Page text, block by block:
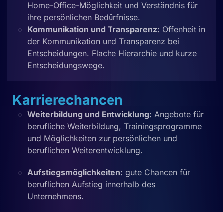
Home-Office-Möglichkeit und Verständnis für
ihre persönlichen Bedürfnisse.
Kommunikation und Transparenz: Offenheit in
der Kommunikation und Transparenz bei
Entscheidungen. Flache Hierarchie und kurze
Entscheidungswege.
Karrierechancen
Weiterbildung und Entwicklung: Angebote für
berufliche Weiterbildung, Trainingsprogramme
und Möglichkeiten zur persönlichen und
beruflichen Weiterentwicklung.
Aufstiegsmöglichkeiten: gute Chancen für
beruflichen Aufstieg innerhalb des
Unternehmens.